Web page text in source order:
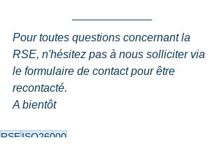
Pour toutes questions concernant la
RSE, n'hésitez pas à nous solliciter via
le formulaire de contact pour être
recontacté.
A bientôt
RSEISO26000